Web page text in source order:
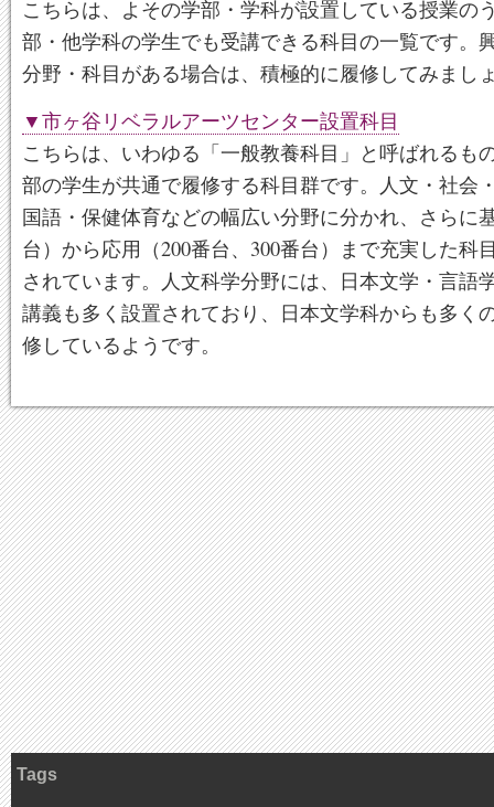
こちらは、よその学部・学科が設置している授業の
部・他学科の学生でも受講できる科目の一覧です。
分野・科目がある場合は、積極的に履修してみまし
▼市ヶ谷リベラルアーツセンター設置科目
こちらは、いわゆる「一般教養科目」と呼ばれるも
部の学生が共通で履修する科目群です。人文・社会
国語・保健体育などの幅広い分野に分かれ、さらに
台）から応用（200番台、300番台）まで充実した科
されています。人文科学分野には、日本文学・言語
講義も多く設置されており、日本文学科からも多く
修しているようです。
Tags